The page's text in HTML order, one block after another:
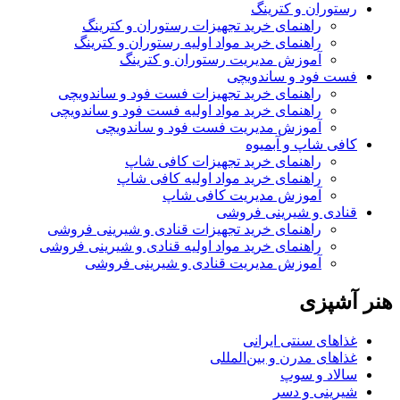
رستوران و کترینگ
راهنمای خرید تجهیزات رستوران و کترینگ
راهنمای خرید مواد اولیه رستوران و کترینگ
آموزش مدیریت رستوران و کترینگ
فست فود و ساندویچی
راهنمای خرید تجهیزات فست فود و ساندویچی
راهنمای خرید مواد اولیه فست فود و ساندویچی
آموزش مدیریت فست فود و ساندویچی
کافی شاپ و آبمیوه
راهنمای خرید تجهیزات کافی شاپ
راهنمای خرید مواد اولیه کافی‌ شاپ‌
آموزش مدیریت کافی شاپ
قنادی و شیرینی فروشی
راهنمای خرید تجهیزات قنادی و شیرینی فروشی
راهنمای خرید مواد اولیه قنادی و شیرینی فروشی
آموزش مدیریت قنادی و شیرینی فروشی
هنر آشپزی
غذاهای سنتی ایرانی
غذاهای مدرن و بین‌المللی
سالاد و سوپ
شیرینی و دسر